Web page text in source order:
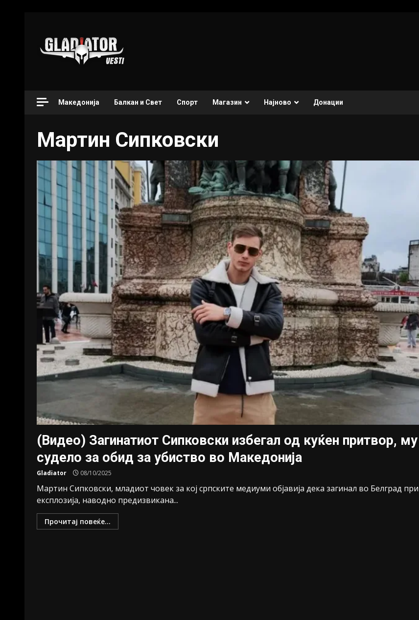
Македонија Балкан и Свет Спорт Магазин Најново Донации
Мартин Сипковски
(Видео) Загинатиот Сипковски избегал од куќен притвор,
судело за обид за убиство во Македонија
Gladiator 08/10/2025
Мартин Сипковски, младиот човек за кој српските медиуми објавија дека загинал во Белград при
експлозија, наводно предизвикана...
Прочитај повеќе...